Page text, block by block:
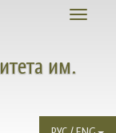
Toggle
им.